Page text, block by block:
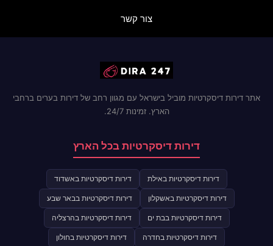
צור קשר
אתר דירות דיסקרטיות מוביל בישראל עם מגוון רחב של דירות בערים ברחבי
הארץ. זמינות 24/7.
דירות דיסקרטיות בכל הארץ
דירות דיסקרטיות באילת דירות דיסקרטיות באשדוד
דירות דיסקרטיות באשקלון דירות דיסקרטיות בבאר שבע
דירות דיסקרטיות בבת ים דירות דיסקרטיות בהרצליה
דירות דיסקרטיות בחדרה דירות דיסקרטיות בחולון